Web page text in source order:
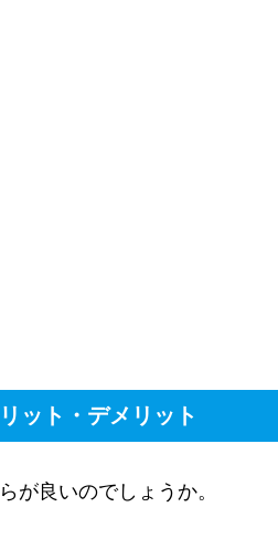
ット・デメリット
が良いのでしょうか。